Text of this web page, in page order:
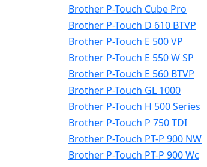
Brother P-Touch Cube Pro
Brother P-Touch D 610 BTVP
Brother P-Touch E 500 VP
Brother P-Touch E 550 W SP
Brother P-Touch E 560 BTVP
Brother P-Touch GL 1000
Brother P-Touch H 500 Series
Brother P-Touch P 750 TDI
Brother P-Touch PT-P 900 NW
Brother P-Touch PT-P 900 Wc